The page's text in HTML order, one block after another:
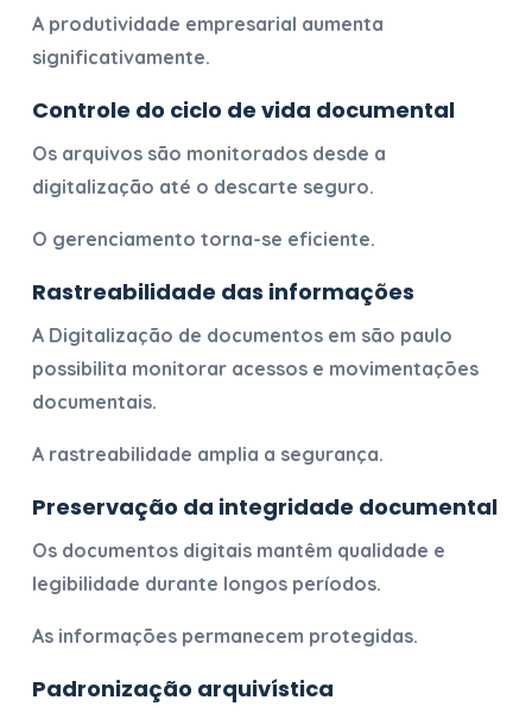
A produtividade empresarial aumenta
significativamente.
Controle do ciclo de vida documental
Os arquivos são monitorados desde a
digitalização até o descarte seguro.
O gerenciamento torna-se eficiente.
Rastreabilidade das informações
A Digitalização de documentos em são paulo
possibilita monitorar acessos e movimentações
documentais.
A rastreabilidade amplia a segurança.
Preservação da integridade documental
Os documentos digitais mantêm qualidade e
legibilidade durante longos períodos.
As informações permanecem protegidas.
Padronização arquivística